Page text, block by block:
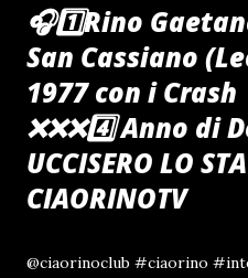
🎧1️⃣Rino
San Cassiano
1977 con i Crash
❌️❌️❌️4️⃣ Anno di
UCCISERO LO
CIAORINOTV
@ciaorinoclub #ciaorino